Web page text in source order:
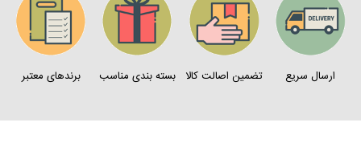
ارسال سریع تضمین اصالت کالا بسته بندی مناسب برندهای معتبر